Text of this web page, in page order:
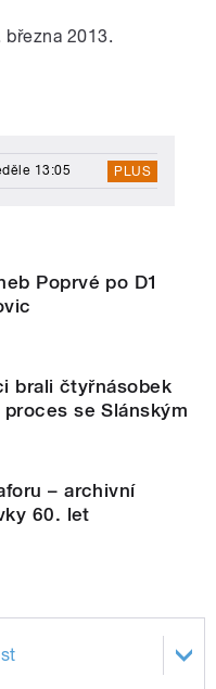
března 2013.
13:05 PLUS
Poprvé po D1
brali čtyřnásobek
se Slánským
– archivní
60. let